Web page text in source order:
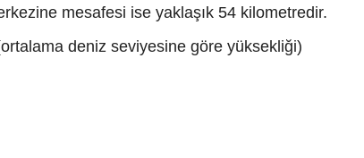
mesafesi ise yaklaşık 54 kilometredir.
deniz seviyesine göre yüksekliği)